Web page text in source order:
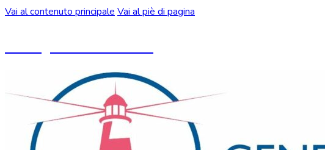
Vai al contenuto principale Vai al piè di pagina